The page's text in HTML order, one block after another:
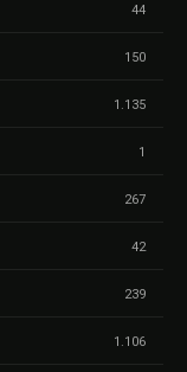
44
150
1.135
1
267
42
239
1.106